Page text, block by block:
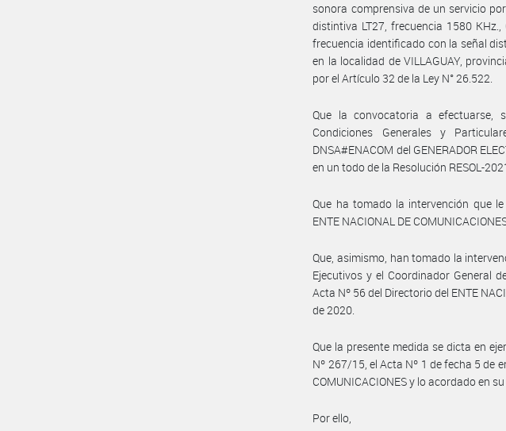
sonora comprensiva de un servicio
distintiva LT27, frecuencia 1580
frecuencia identificado con la señal
en la localidad de VILLAGUAY,
por el Artículo 32 de la Ley N° 26.522.
Que la convocatoria a efectuarse,
Condiciones Generales y
DNSA#ENACOM del GENERADOR
en un todo de la Resolución RESOL-
Que ha tomado la intervención que
ENTE NACIONAL DE
Que, asimismo, han tomado la
Ejecutivos y el Coordinador General
Acta Nº 56 del Directorio del ENTE
de 2020.
Que la presente medida se dicta en
Nº 267/15, el Acta Nº 1 de fecha 5 de
COMUNICACIONES y lo acordado en
Por ello,